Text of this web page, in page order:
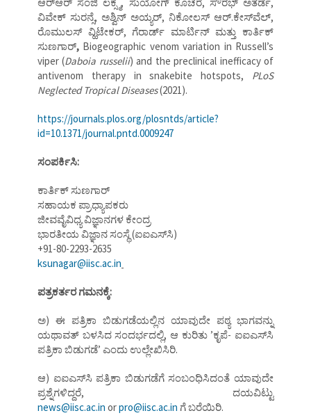
ವಿವೇಕ್‌ ಸುರನ್ಸೆ, ಅಶ್ವಿನ್‌ ಅಯ್ಯರ್‌, ನಿಕೋಲಸ್‌ ಆರ್‌.ಕೇಸ್‌ವೆಲ್‌,
ರೊಮುಲಸ್‌ ವ್ಹಿಟೇಕರ್‌, ಗೆರಾರ್ಡ್‌ ಮಾರ್ಟಿನ್‌ ಮತ್ತು ಕಾರ್ತಿಕ್‌
ಸುಣಗಾರ್‌, Biogeographic venom variation in Russell’s
viper (Daboia russelii) and the preclinical inefficacy of
antivenom therapy in snakebite hotspots, PLoS
Neglected Tropical Diseases(2021).
https://journals.plos.org/plosntds/article?
id=10.1371/journal.pntd.0009247
ಸಂಪರ್ಕಿಸಿ:
ಕಾರ್ತಿಕ್‌ ಸುಣಗಾರ್‌
ಸಹಾಯಕ ಪ್ರಾಧ್ಯಾಪಕರು
ಜೀವವೈವಿಧ್ಯ ವಿಜ್ಞಾನಗಳ ಕೇಂದ್ರ
ಭಾರತೀಯ ವಿಜ್ಞಾನ ಸಂಸ್ಥೆ (ಐಐಎಸ್‌ಸಿ)
+91-80-2293-2635
ksunagar@iisc.ac.in
ಪತ್ರಕರ್ತರ ಗಮನಕ್ಕೆ:
ಅ) ಈ ಪತ್ರಿಕಾ ಬಿಡುಗಡೆಯಲ್ಲಿನ ಯಾವುದೇ ಪಠ್ಯ ಭಾಗವನ್ನು
ಯಥಾವತ್‌ ಬಳಸಿದ ಸಂದರ್ಭದಲ್ಲಿ, ಆ ಕುರಿತು ʼಕೃಪೆ- ಐಐಎಸ್‌ಸಿ
ಪತ್ರಿಕಾ ಬಿಡುಗಡೆʼ ಎಂದು ಉಲ್ಲೇಖಿಸಿರಿ.
ಆ) ಐಐಎಸ್‌ಸಿ ಪತ್ರಿಕಾ ಬಿಡುಗಡೆಗೆ ಸಂಬಂಧಿಸಿದಂತೆ ಯಾವುದೇ
ಪ್ರಶ್ನೆಗಳಿದ್ದರೆ, ದಯವಿಟ್ಟು
news@iisc.ac.in orpro@iisc.ac.in ಗೆ ಬರೆಯಿರಿ.